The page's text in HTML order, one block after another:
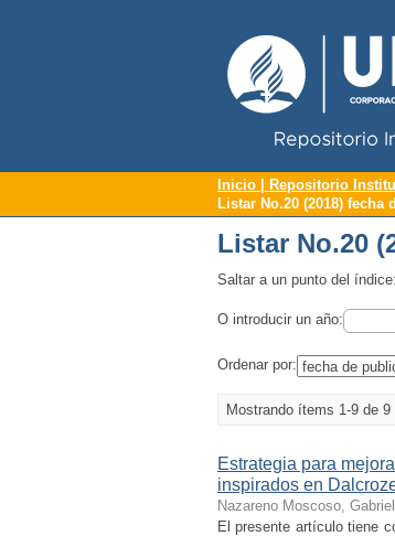
Listar No.20
Inicio | Repositorio
Listar No.20 (2018) fecha
Listar No.20
Saltar a un punto del índice:
O introducir un año:
Ordenar por:
Mostrando ítems 1-9 de 9
Estrategia para
inspirados en
Nazareno Moscoso,
El presente artículo tiene